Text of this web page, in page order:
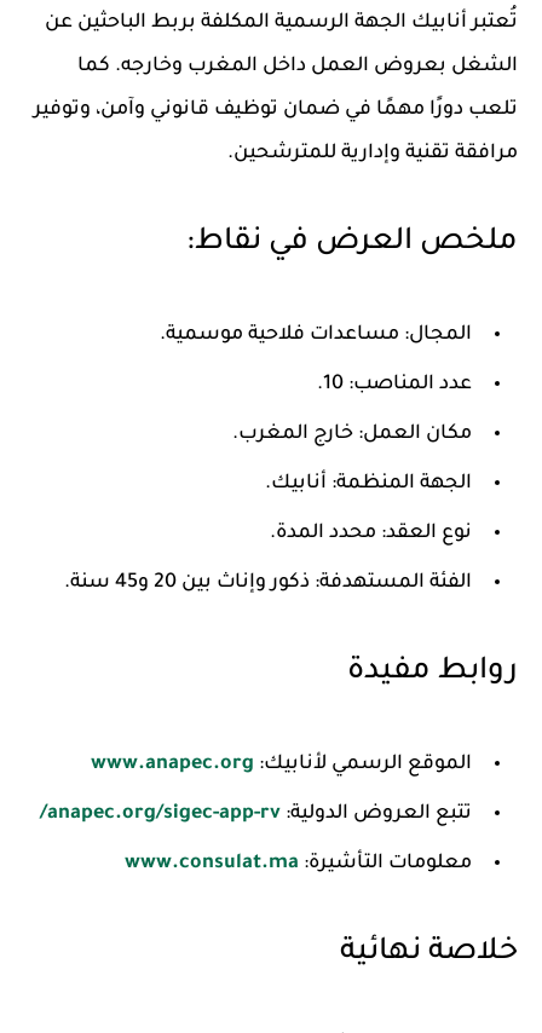
تُعتبر أنابيك الجهة الرسمية المكلفة بربط الباحثين عن
الشغل بعروض العمل داخل المغرب وخارجه. كما
تلعب دورًا مهمًا في ضمان توظيف قانوني وآمن، وتوفير
مرافقة تقنية وإدارية للمترشحين.
ملخص العرض في نقاط:
المجال: مساعدات فلاحية موسمية.
عدد المناصب:
مكان العمل: خارج المغرب.
الجهة المنظمة: أنابيك.
نوع العقد: محدد المدة.
الفئة المستهدفة: ذكور وإناث بين 20 و45 سنة.
روابط مفيدة
الموقع الرسمي لأنابيك: www.anapec.org
تتبع العروض الدولية: anapec.org/sigec-app-rv/
معلومات التأشيرة: www.consulat.ma
خلاصة نهائية